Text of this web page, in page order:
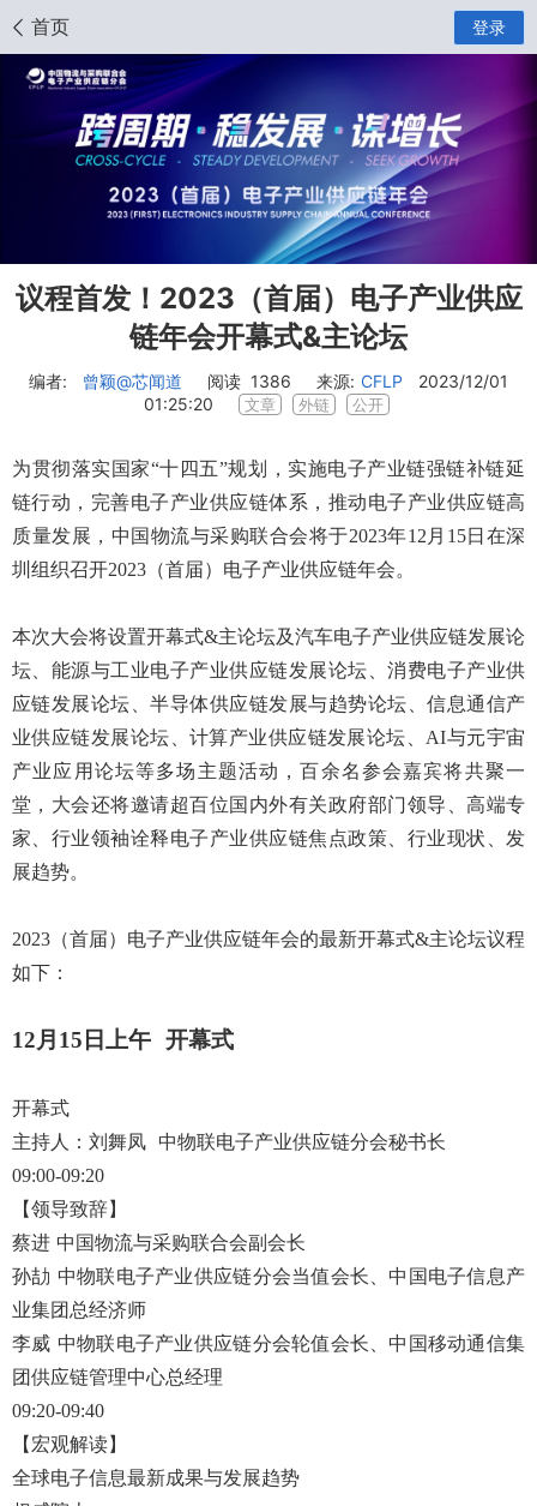
首页
登录
议程首发！2023（首届）电子产业供应
链年会开幕式&主论坛
编者: 曾颖@芯闻道 阅读 1386 来源: CFLP
2023/12/01
01:25:20
文章 外链 公开
为贯彻落实国家“十四五”规划，实施电子产业链强链补链延
链行动，完善电子产业供应链体系，推动电子产业供应链高
质量发展，中国物流与采购联合会将于2023年12月15日在深
圳组织召开2023（首届）电子产业供应链年会。
本次大会将设置开幕式&主论坛及汽车电子产业供应链发展论
坛、能源与工业电子产业供应链发展论坛、消费电子产业供
应链发展论坛、半导体供应链发展与趋势论坛、信息通信产
业供应链发展论坛、计算产业供应链发展论坛、AI与元宇宙
产业应用论坛等多场主题活动，百余名参会嘉宾将共聚一
堂，大会还将邀请超百位国内外有关政府部门领导、高端专
家、行业领袖诠释电子产业供应链焦点政策、行业现状、发
展趋势。
2023（首届）电子产业供应链年会的最新开幕式&主论坛议程
如下：
12月15日上午 开幕式
开幕式
主持人：刘舞凤 中物联电子产业供应链分会秘书长
09:00-09:20
【领导致辞】
蔡进 中国物流与采购联合会副会长
孙劼 中物联电子产业供应链分会当值会长、中国电子信息产
业集团总经济师
李威 中物联电子产业供应链分会轮值会长、中国移动通信集
团供应链管理中心总经理
09:20-09:40
【宏观解读】
全球电子信息最新成果与发展趋势